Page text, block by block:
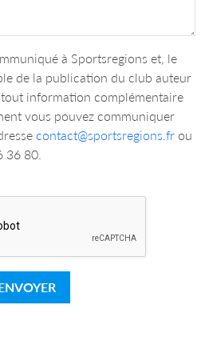
à Sportsregions et, le
de la publication du club auteur
information complémentaire
vous pouvez communiquer
contact@sportsregions.fr ou
36 80.